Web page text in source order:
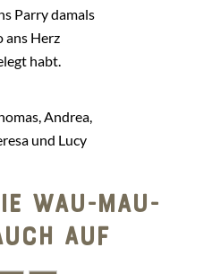
Parry damals
ans Herz
habt.
Andrea,
und Lucy
WAU-MAU-
AUF